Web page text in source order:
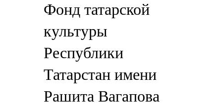
Фонд татарской
культуры
Республики
Татарстан имени
Рашита Вагапова